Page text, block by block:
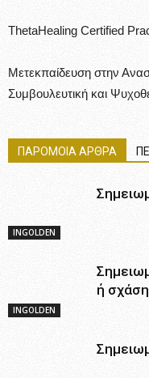
ThetaHealing Certified
Μετεκπαίδευση στην
Συμβουλευτική και
ΠΑΡΟΜΟΙΑ ΑΡΘΡΑ
INGOLDEN
INGOLDEN
ή